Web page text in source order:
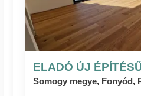
ELADÓ ÚJ
Somogy megye, Fonyód,